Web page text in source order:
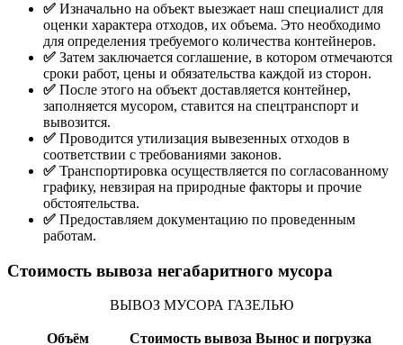
✅ Изначально на объект выезжает наш специалист для
оценки характера отходов, их объема. Это необходимо
для определения требуемого количества контейнеров.
✅ Затем заключается соглашение, в котором отмечаются
сроки работ, цены и обязательства каждой из сторон.
✅ После этого на объект доставляется контейнер,
заполняется мусором, ставится на спецтранспорт и
вывозится.
✅ Проводится утилизация вывезенных отходов в
соответствии с требованиями законов.
✅ Транспортировка осуществляется по согласованному
графику, невзирая на природные факторы и прочие
обстоятельства.
✅ Предоставляем документацию по проведенным
работам.
Стоимость вывоза негабаритного мусора
ВЫВОЗ МУСОРА ГАЗЕЛЬЮ
Объём Стоимость вывоза Вынос и погрузка